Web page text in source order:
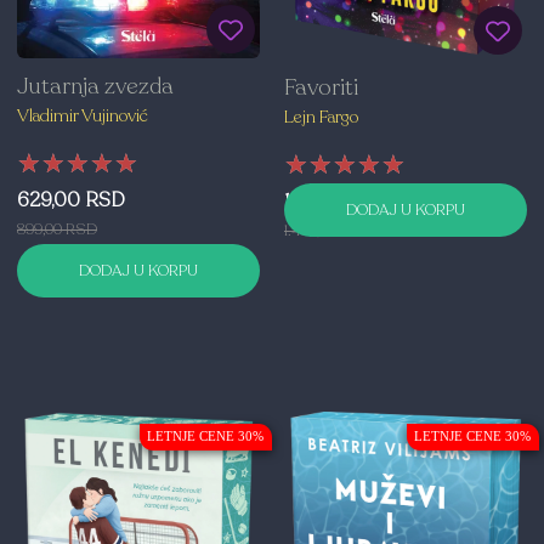
Jutarnja zvezda
Vladimir Vujinović
★★★★★
★★★★★
★★★★★
629,00 RSD
899,00 RSD
DODAJ U KORPU
Favoriti
Lejn Fargo
★★★★★
★★★★★
★★★★★
1.049,00 RSD
1.499,00 RSD
DODAJ U KORPU
LETNJE CENE 30% LETNJE CENE 30%